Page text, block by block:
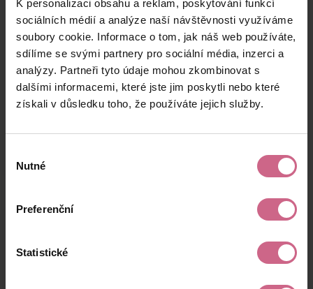
K personalizaci obsahu a reklam, poskytování funkcí
sociálních médií a analýze naší návštěvnosti využíváme
soubory cookie. Informace o tom, jak náš web používáte,
sdílíme se svými partnery pro sociální média, inzerci a
analýzy. Partneři tyto údaje mohou zkombinovat s
dalšími informacemi, které jste jim poskytli nebo které
získali v důsledku toho, že používáte jejich služby.
souhlasu
Nutné
Preferenční
Statistické
J****
J****
12. 8. 2025
22:03:54
O****
K****
9 000 Kč
12. 8. 2025
21:32:46
990 Kč
M****
Z****
1 422 Kč
12. 8. 2025
21:17:58
156 Kč
keyboard_arrow_left keyboard_arrow_right